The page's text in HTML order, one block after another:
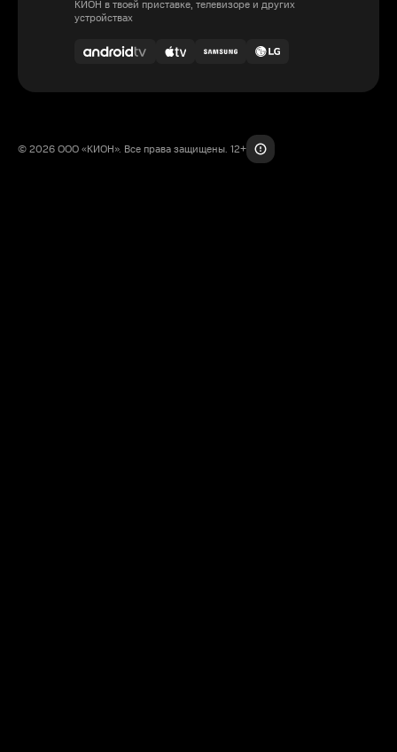
КИОН в твоей приставке, телевизоре и других
устройствах
© 2026 ООО «КИОН». Все права защищены. 12+